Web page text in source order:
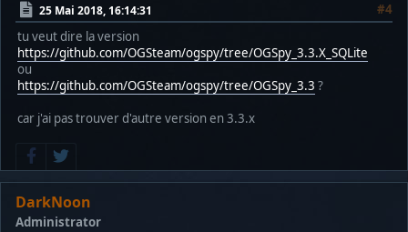
25 Mai 2018, 16:14:31
#4
tu veut dire la version
https://github.com/OGSteam/ogspy/tree/OGSpy_3.3.X_SQLite
ou
https://github.com/OGSteam/ogspy/tree/OGSpy_3.3 ?
car j'ai pas trouver d'autre version en 3.3.x
DarkNoon
Administrator